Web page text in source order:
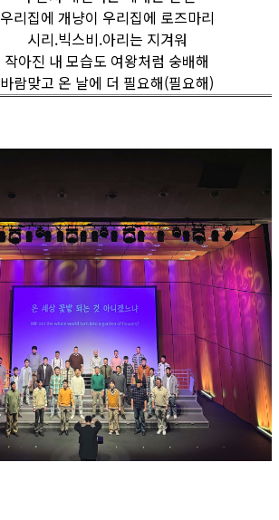
우리집에 개냥이 우리집에 로즈마리
시리.빅스비.아리는 지겨워
작아진 내 모습도 여왕처럼 숭배해
바람맞고 온 날에 더 필요해(필요해)